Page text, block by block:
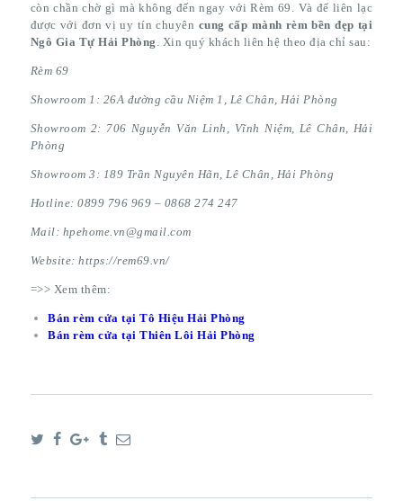
còn chần chờ gì mà không đến ngay với Rèm 69. Và để liên lạc
được với đơn vị uy tín chuyên cung cấp mành rèm bền đẹp tại
Ngô Gia Tự Hải Phòng . Xin quý khách liên hệ theo địa chỉ sau:
Rèm 69
Showroom 1: 26A đường cầu Niệm 1, Lê Chân, Hải Phòng
Showroom 2: 706 Nguyễn Văn Linh, Vĩnh Niệm, Lê Chân, Hải
Phòng
Showroom 3: 189 Trần Nguyên Hãn, Lê Chân, Hải Phòng
Hotline: 0899 796 969 – 0868 274 247
Mail: hpehome.vn@gmail.com
Website: https://rem69.vn/
=>> Xem thêm:
Bán rèm cửa tại Tô Hiệu Hải Phòng
Bán rèm cửa tại Thiên Lôi Hải Phòng